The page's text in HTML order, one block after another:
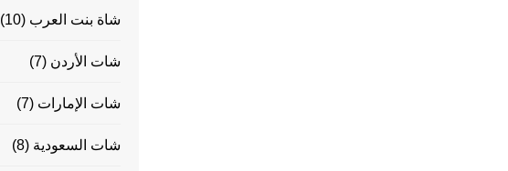
شاة بنت العرب (10)
شات الأردن (7)
شات الإمارات (7)
شات السعودية (8)